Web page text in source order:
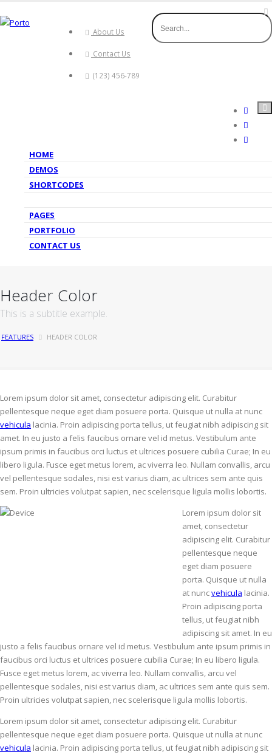
About Us
Contact Us
(123) 456-789
HOME
DEMOS
SHORTCODES
PAGES
PORTFOLIO
CONTACT US
Header Color
This is a subtitle example.
FEATURES HEADER COLOR
Lorem ipsum dolor sit amet, consectetur adipiscing elit. Curabitur
pellentesque neque eget diam posuere porta. Quisque ut nulla at nunc
vehicula lacinia. Proin adipiscing porta tellus, ut feugiat nibh adipiscing sit
amet. In eu justo a felis faucibus ornare vel id metus. Vestibulum ante
ipsum primis in faucibus orci luctus et ultrices posuere cubilia Curae; In eu
libero ligula. Fusce eget metus lorem, ac viverra leo. Nullam convallis, arcu
vel pellentesque sodales, nisi est varius diam, ac ultrices sem ante quis
sem. Proin ultricies volutpat sapien, nec scelerisque ligula mollis lobortis.
Lorem ipsum dolor sit
amet, consectetur
adipiscing elit. Curabitur
pellentesque neque
eget diam posuere
porta. Quisque ut nulla
at nuncvehicula lacinia.
Proin adipiscing porta
tellus, ut feugiat nibh
adipiscing sit amet. In eu
justo a felis faucibus ornare vel id metus. Vestibulum ante ipsum primis in
faucibus orci luctus et ultrices posuere cubilia Curae; In eu libero ligula.
Fusce eget metus lorem, ac viverra leo. Nullam convallis, arcu vel
pellentesque sodales, nisi est varius diam, ac ultrices sem ante quis sem.
Proin ultricies volutpat sapien, nec scelerisque ligula mollis lobortis.
Lorem ipsum dolor sit amet, consectetur adipiscing elit. Curabitur
pellentesque neque eget diam posuere porta. Quisque ut nulla at nunc
vehicula lacinia. Proin adipiscing porta tellus, ut feugiat nibh adipiscing sit